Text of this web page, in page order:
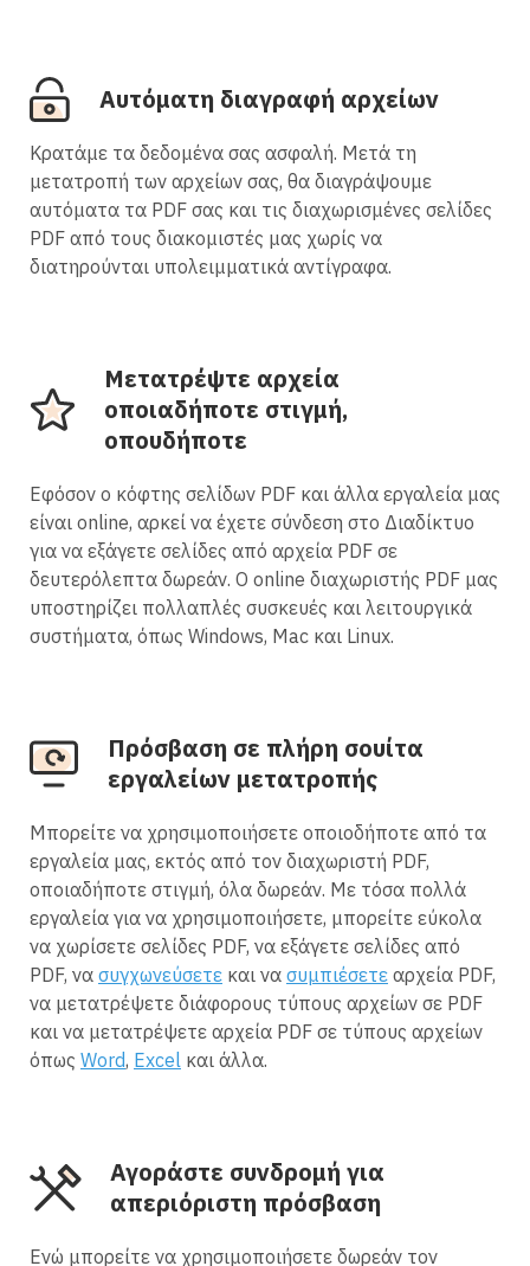
Αυτόματη διαγραφή αρχείων
Κρατάμε τα δεδομένα σας ασφαλή. Μετά τη
μετατροπή των αρχείων σας, θα διαγράψουμε
αυτόματα τα PDF σας και τις διαχωρισμένες σελίδες
PDF από τους διακομιστές μας χωρίς να
διατηρούνται υπολειμματικά αντίγραφα.
Μετατρέψτε αρχεία
οποιαδήποτε στιγμή,
οπουδήποτε
Εφόσον ο κόφτης σελίδων PDF και άλλα εργαλεία μας
είναι online, αρκεί να έχετε σύνδεση στο Διαδίκτυο
για να εξάγετε σελίδες από αρχεία PDF σε
δευτερόλεπτα δωρεάν. Ο online διαχωριστής PDF μας
υποστηρίζει πολλαπλές συσκευές και λειτουργικά
συστήματα, όπως Windows, Mac και Linux.
Πρόσβαση σε πλήρη σουίτα
εργαλείων μετατροπής
Μπορείτε να χρησιμοποιήσετε οποιοδήποτε από τα
εργαλεία μας, εκτός από τον διαχωριστή PDF,
οποιαδήποτε στιγμή, όλα δωρεάν. Με τόσα πολλά
εργαλεία για να χρησιμοποιήσετε, μπορείτε εύκολα
να χωρίσετε σελίδες PDF, να εξάγετε σελίδες από
PDF, να συγχωνεύσετε και να συμπιέσετε αρχεία PDF,
να μετατρέψετε διάφορους τύπους αρχείων σε PDF
και να μετατρέψετε αρχεία PDF σε τύπους αρχείων
όπως Word, Excel και άλλα.
Αγοράστε συνδρομή για
απεριόριστη πρόσβαση
Ενώ μπορείτε να χρησιμοποιήσετε δωρεάν τον